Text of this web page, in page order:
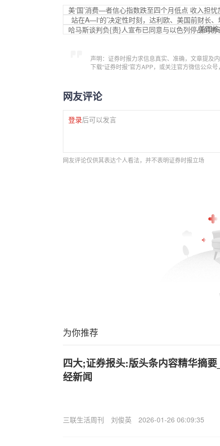
美‘国’消费—者信心指数跌至四个月低点 收入担忧
站在A—I‘的’决定性时刻，达利欧、美国前财长
美国
哈马斯谈判负{责}人宣布已同意与以色列停战的协
声明：证券时报力求信息真实、准确，文章提及
下载“证券时报”官方APP，或关注官方微信公众
网友评论
登录后可以发言
网友评论仅供其表达个人看法，并不表明证券时报立场
为你推荐
四大;证券报头:版头条内容精华摘
经新闻
三联生活周刊 刘俊英 2026-01-26 06:09:35